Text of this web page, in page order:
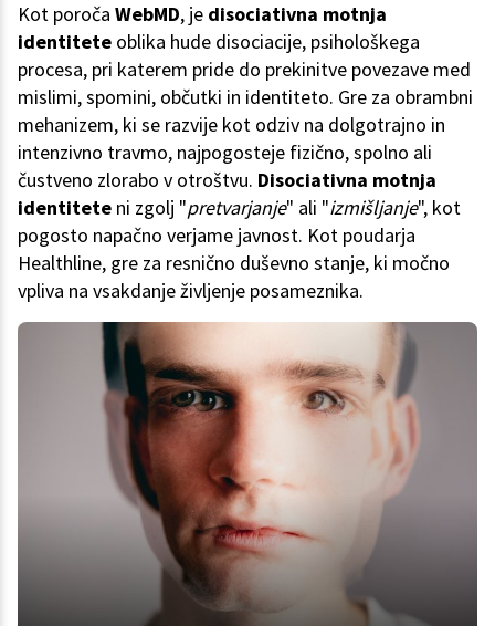
Kot poroča WebMD, je disociativna motnja
identitete oblika hude disociacije, psihološkega
procesa, pri katerem pride do prekinitve povezave med
mislimi, spomini, občutki in identiteto. Gre za obrambni
mehanizem, ki se razvije kot odziv na dolgotrajno in
intenzivno travmo, najpogosteje fizično, spolno ali
čustveno zlorabo v otroštvu. Disociativna motnja
identitete ni zgolj "pretvarjanje" ali "izmišljanje", kot
pogosto napačno verjame javnost. Kot poudarja
Healthline, gre za resnično duševno stanje, ki močno
vpliva na vsakdanje življenje posameznika.